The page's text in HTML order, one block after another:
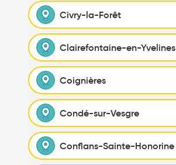
Civry-la-Forêt
Clairefontaine-en-Yvelines
Coignières
Condé-sur-Vesgre
Conflans-Sainte-Honorine